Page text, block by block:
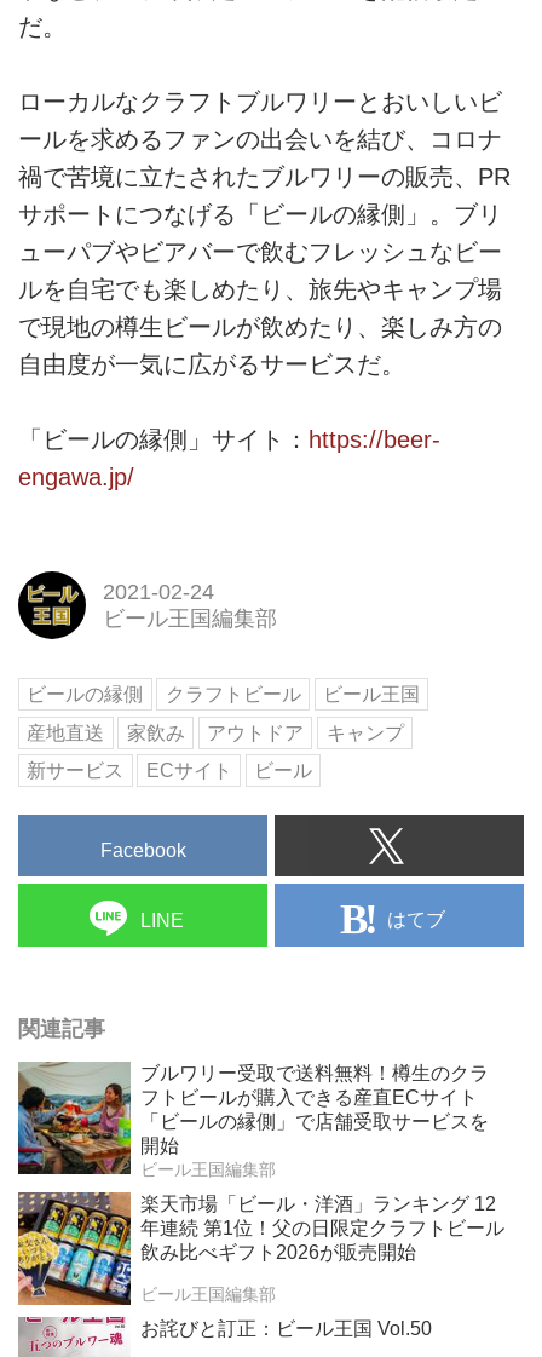
だ。
ローカルなクラフトブルワリーとおいしいビ
ールを求めるファンの出会いを結び、コロナ
禍で苦境に立たされたブルワリーの販売、PR
サポートにつなげる「ビールの縁側」。ブリ
ューパブやビアバーで飲むフレッシュなビー
ルを自宅でも楽しめたり、旅先やキャンプ場
で現地の樽生ビールが飲めたり、楽しみ方の
自由度が一気に広がるサービスだ。
「ビールの縁側」サイト： https://beer-
engawa.jp/
2021-02-24
ビール王国編集部
ビールの縁側 クラフトビール
ビール王国
産地直送
家飲み アウトドア
キャンプ
新サービス
ECサイト ビール
Facebook
LINE はてブ
関連記事
ブルワリー受取で送料無料！樽生のクラ
フトビールが購入できる産直ECサイト
「ビールの縁側」で店舗受取サービスを
開始
ビール王国編集部
楽天市場「ビール・洋酒」ランキング 12
年連続 第1位！父の日限定クラフトビール
飲み比べギフト2026が販売開始
ビール王国編集部
お詫びと訂正：ビール王国 Vol.50